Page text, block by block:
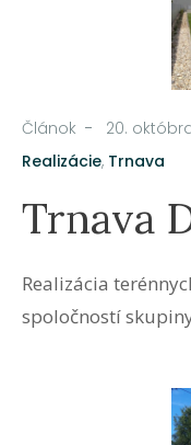
Článok 20.
Realizácie, Trnava
Trnava
Realizácia
spoločností